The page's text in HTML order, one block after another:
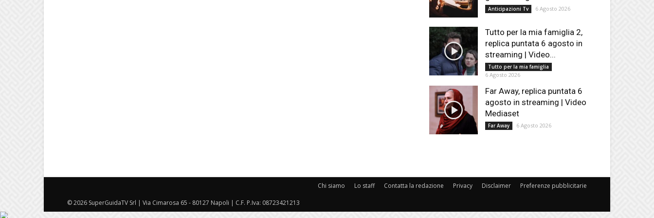
Anticipazioni Tv 6 Agosto 2026
Tutto per la mia famiglia 2,
replica puntata 6 agosto in
streaming | Video...
Tutto per la mia famiglia
6 Agosto 2026
Far Away, replica puntata 6
agosto in streaming | Video
Mediaset
Far Away 6 Agosto 2026
Chi siamo Lo staff Contatta la redazione Privacy Disclaimer Preferenze pubblicitarie
© 2026 SuperGuidaTV Srl | Via Cimarosa 65 - 80127 Napoli | C.F. P.Iva: 08723421213